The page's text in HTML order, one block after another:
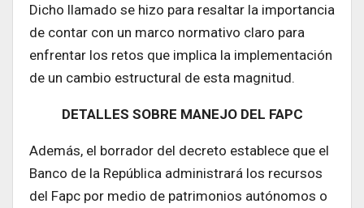
Dicho llamado se hizo para resaltar la importancia
de contar con un marco normativo claro para
enfrentar los retos que implica la implementación
de un cambio estructural de esta magnitud.
DETALLES SOBRE MANEJO DEL FAPC
Además, el borrador del decreto establece que el
Banco de la República administrará los recursos
del Fapc por medio de patrimonios autónomos o